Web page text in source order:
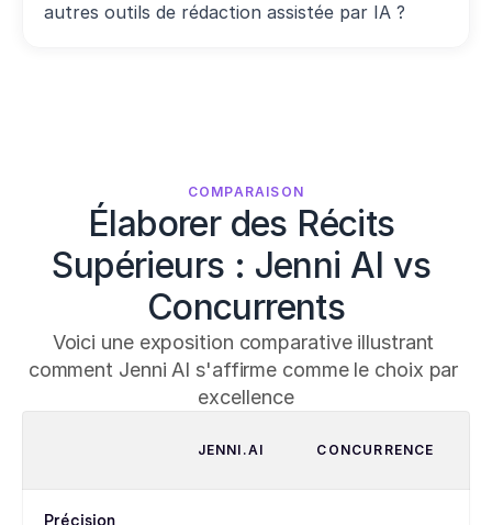
autres outils de rédaction assistée par IA ?
COMPARAISON
Élaborer des Récits
Supérieurs : Jenni AI vs
Concurrents
Voici une exposition comparative illustrant
comment Jenni AI s'affirme comme le choix par
excellence
JENNI.AI CONCURRENCE
Précision